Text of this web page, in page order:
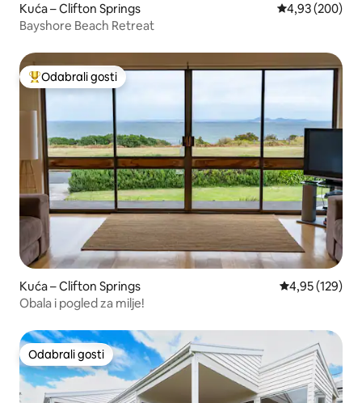
Kuća – Clifton Springs Prosječna
4,93 (200)
Bayshore Beach Retreat
Među najviše rangiranima s oznakom „Odabrali gosti”
Odabrali gosti
Kuća – Clifton Springs Prosječna
4,95 (129)
Obala i pogled za milje!
Odabrali gosti
Odabrali gosti